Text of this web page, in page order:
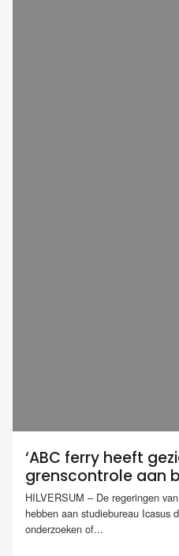
‘ABC ferry heeft
grenscontrole aan
HILVERSUM – De regeringen
hebben aan studiebureau Icasus
onderzoeken of...